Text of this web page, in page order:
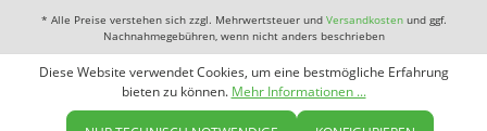
* Alle Preise verstehen sich zzgl. Mehrwertsteuer und Versandkostenund ggf.
Nachnahmegebühren, wenn nicht anders beschrieben
Diese Website verwendet Cookies, um eine bestmögliche Erfahrung
bieten zu können. Mehr Informationen ...